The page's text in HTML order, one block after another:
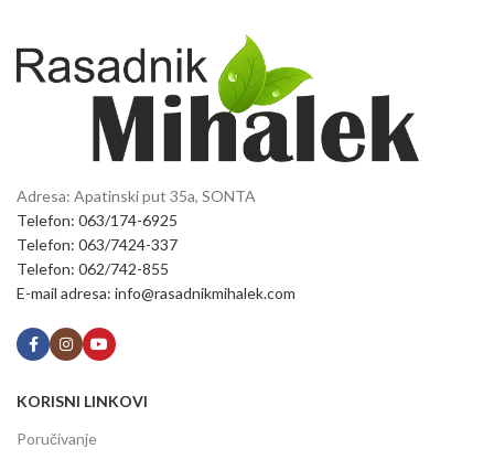
Adresa: Apatinski put 35a, SONTA
Telefon: 063/174-6925
Telefon: 063/7424-337
Telefon: 062/742-855
E-mail adresa: info@rasadnikmihalek.com
KORISNI LINKOVI
Poručivanje